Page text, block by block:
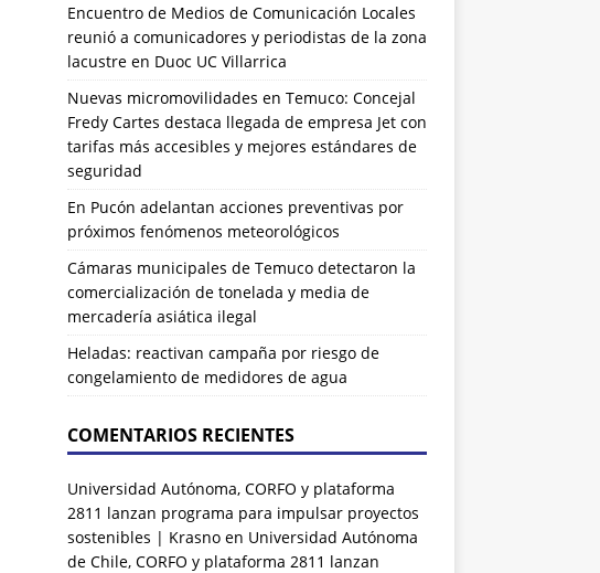
Encuentro de Medios de Comunicación Locales
reunió a comunicadores y periodistas de la zona
lacustre en Duoc UC Villarrica
Nuevas micromovilidades en Temuco: Concejal
Fredy Cartes destaca llegada de empresa Jet con
tarifas más accesibles y mejores estándares de
seguridad
En Pucón adelantan acciones preventivas por
próximos fenómenos meteorológicos
Cámaras municipales de Temuco detectaron la
comercialización de tonelada y media de
mercadería asiática ilegal
Heladas: reactivan campaña por riesgo de
congelamiento de medidores de agua
COMENTARIOS RECIENTES
Universidad Autónoma, CORFO y plataforma
2811 lanzan programa para impulsar proyectos
sostenibles | Krasnoen Universidad Autónoma
de Chile, CORFO y plataforma 2811 lanzan